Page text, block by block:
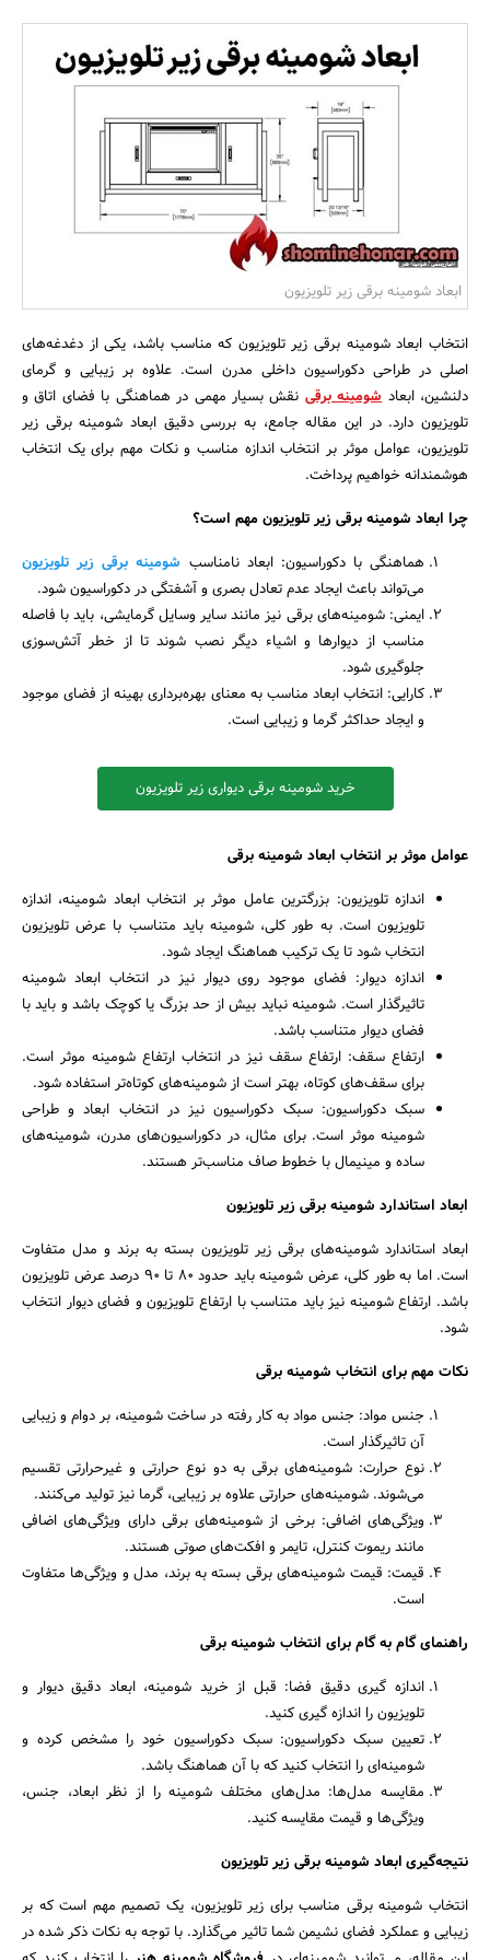
بانک، بیمه و سرمایه
مسکن و ساختمان
ابعاد شومینه برقی زیر تلویزیون
انتخاب ابعاد شومینه برقی زیر تلویزیون که مناسب باشد، یکی از دغدغه‌های
اصلی در طراحی دکوراسیون داخلی مدرن است. علاوه بر زیبایی و گرمای
دلنشین، ابعادشومینه برقی نقش بسیار مهمی در هماهنگی با فضای اتاق و
تلویزیون دارد. در این مقاله جامع، به بررسی دقیق ابعاد شومینه برقی زیر
تلویزیون، عوامل موثر بر انتخاب اندازه مناسب و نکات مهم برای یک انتخاب
هوشمندانه خواهیم پرداخت.
چرا ابعاد شومینه برقی زیر تلویزیون مهم است؟
هماهنگی با دکوراسیون: ابعاد نامناسب شومینه برقی زیر تلویزیون
می‌تواند باعث ایجاد عدم تعادل بصری و آشفتگی در دکوراسیون شود.
ایمنی: شومینه‌های برقی نیز مانند سایر وسایل گرمایشی، باید با فاصله
مناسب از دیوارها و اشیاء دیگر نصب شوند تا از خطر آتش‌سوزی
جلوگیری شود.
کارایی: انتخاب ابعاد مناسب به معنای بهره‌برداری بهینه از فضای موجود
و ایجاد حداکثر گرما و زیبایی است.
خرید شومینه برقی دیواری زیر تلویزیون
عوامل موثر بر انتخاب ابعاد شومینه برقی
اندازه تلویزیون: بزرگترین عامل موثر بر انتخاب ابعاد شومینه، اندازه
تلویزیون است. به طور کلی، شومینه باید متناسب با عرض تلویزیون
انتخاب شود تا یک ترکیب هماهنگ ایجاد شود.
اندازه دیوار: فضای موجود روی دیوار نیز در انتخاب ابعاد شومینه
تاثیرگذار است. شومینه نباید بیش از حد بزرگ یا کوچک باشد و باید با
فضای دیوار متناسب باشد.
ارتفاع سقف: ارتفاع سقف نیز در انتخاب ارتفاع شومینه موثر است.
برای سقف‌های کوتاه، بهتر است از شومینه‌های کوتاه‌تر استفاده شود.
سبک دکوراسیون: سبک دکوراسیون نیز در انتخاب ابعاد و طراحی
شومینه موثر است. برای مثال، در دکوراسیون‌های مدرن، شومینه‌های
ساده و مینیمال با خطوط صاف مناسب‌تر هستند.
ابعاد استاندارد شومینه برقی زیر تلویزیون
ابعاد استاندارد شومینه‌های برقی زیر تلویزیون بسته به برند و مدل متفاوت
است. اما به طور کلی، عرض شومینه باید حدود 80 تا 90 درصد عرض تلویزیون
باشد. ارتفاع شومینه نیز باید متناسب با ارتفاع تلویزیون و فضای دیوار انتخاب
شود.
نکات مهم برای انتخاب شومینه برقی
جنس مواد: جنس مواد به کار رفته در ساخت شومینه، بر دوام و زیبایی
آن تاثیرگذار است.
نوع حرارت: شومینه‌های برقی به دو نوع حرارتی و غیرحرارتی تقسیم
می‌شوند. شومینه‌های حرارتی علاوه بر زیبایی، گرما نیز تولید می‌کنند.
ویژگی‌های اضافی: برخی از شومینه‌های برقی دارای ویژگی‌های اضافی
مانند ریموت کنترل، تایمر و افکت‌های صوتی هستند.
قیمت: قیمت شومینه‌های برقی بسته به برند، مدل و ویژگی‌ها متفاوت
است.
راهنمای گام به گام برای انتخاب شومینه برقی
اندازه گیری دقیق فضا: قبل از خرید شومینه، ابعاد دقیق دیوار و
تلویزیون را اندازه گیری کنید.
تعیین سبک دکوراسیون: سبک دکوراسیون خود را مشخص کرده و
شومینه‌ای را انتخاب کنید که با آن هماهنگ باشد.
مقایسه مدل‌ها: مدل‌های مختلف شومینه را از نظر ابعاد، جنس،
ویژگی‌ها و قیمت مقایسه کنید.
نتیجه‌گیری ابعاد شومینه برقی زیر تلویزیون
انتخاب شومینه برقی مناسب برای زیر تلویزیون، یک تصمیم مهم است که بر
زیبایی و عملکرد فضای نشیمن شما تاثیر می‌گذارد. با توجه به نکات ذکر شده در